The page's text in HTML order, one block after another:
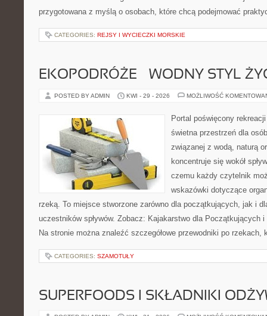
przygotowana z myślą o osobach, które chcą podejmować
CATEGORIES: REJSY I WYCIECZKI MORSKIE
EKOPODRÓŻE – WODNY STYL
POSTED BY ADMIN KWI - 29 - 2026 MOŻLIWOŚĆ
Portal poświęcony
świetna przestrzeń dla
związanej z wodą, naturą
koncentruje się wokół
czemu każdy czytelnik
wskazówki dotyczące
rzeką. To miejsce stworzone zarówno dla początkujących, jak i
uczestników spływów. Zobacz: Kajakarstwo dla Początkujących
Na stronie można znaleźć szczegółowe przewodniki po
CATEGORIES: SZAMOTUŁY
SUPERFOODS I SKŁADNIKI